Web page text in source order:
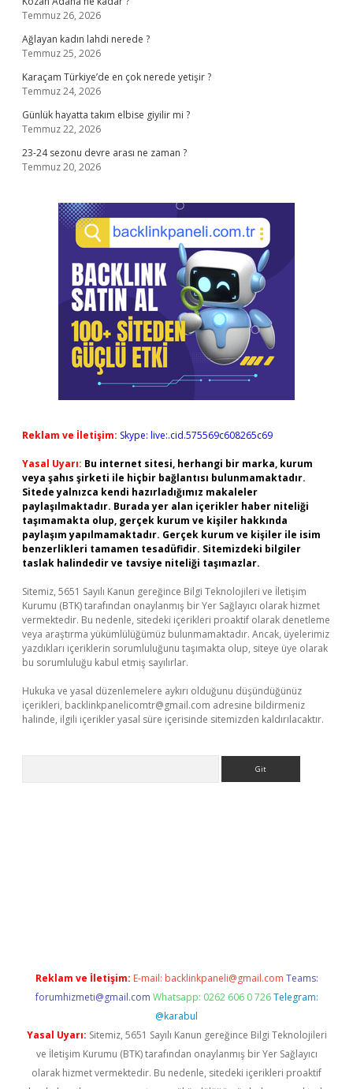
Temmuz 26, 2026
Ağlayan kadın lahdi nerede ?
Temmuz 25, 2026
Karaçam Türkiye’de en çok nerede yetişir ?
Temmuz 24, 2026
Günlük hayatta takım elbise giyilir mi ?
Temmuz 22, 2026
23-24 sezonu devre arası ne zaman ?
Temmuz 20, 2026
Reklam ve İletişim: Skype: live:.cid.575569c608265c69
Yasal Uyarı: Bu internet sitesi, herhangi bir marka, kurum
veya şahıs şirketi ile hiçbir bağlantısı bulunmamaktadır.
Sitede yalnızca kendi hazırladığımız makaleler
paylaşılmaktadır. Burada yer alan içerikler haber niteliği
taşımamakta olup, gerçek kurum ve kişiler hakkında
paylaşım yapılmamaktadır. Gerçek kurum ve kişiler ile isim
benzerlikleri tamamen tesadüfidir. Sitemizdeki bilgiler
taslak halindedir ve tavsiye niteliği taşımazlar.
Sitemiz, 5651 Sayılı Kanun gereğince Bilgi Teknolojileri ve İletişim
Kurumu (BTK) tarafından onaylanmış bir Yer Sağlayıcı olarak hizmet
vermektedir. Bu nedenle, sitedeki içerikleri proaktif olarak denetleme
veya araştırma yükümlülüğümüz bulunmamaktadır. Ancak, üyelerimiz
yazdıkları içeriklerin sorumluluğunu taşımakta olup, siteye üye olarak
bu sorumluluğu kabul etmiş sayılırlar.
Hukuka ve yasal düzenlemelere aykırı olduğunu düşündüğünüz
içerikleri, backlinkpanelicomtr@gmail.com adresine bildirmeniz
halinde, ilgili içerikler yasal süre içerisinde sitemizden kaldırılacaktır.
Reklam ve İletişim: E-mail: backlinkpaneli@gmail.com Teams:
forumhizmeti@gmail.com Whatsapp: 0262 606 0 726 Telegram:
@karabul
Yasal Uyarı: Sitemiz, 5651 Sayılı Kanun gereğince Bilgi Teknolojileri
ve İletişim Kurumu (BTK) tarafından onaylanmış bir Yer Sağlayıcı
olarak hizmet vermektedir. Bu nedenle, sitedeki içerikleri proaktif